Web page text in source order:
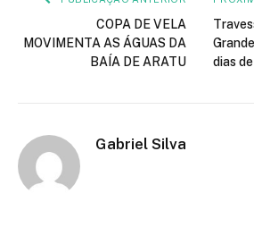
COPA DE VELA
MOVIMENTA AS ÁGUAS DA
BAÍA DE ARATU
dias
Gabriel Silva